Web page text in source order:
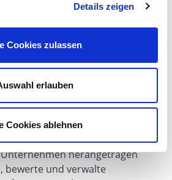
Details zeigen
Cookies zulassen
erlauben
Cookies ablehnen
dient der anonymen
Verdachtsfällen, die von
herangetragen
bewerte und verwalte